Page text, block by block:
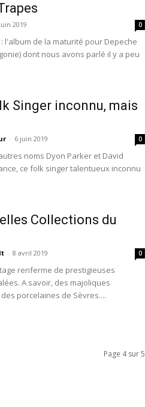
2019 0
de la maturité pour Depeche
dont nous avons parlé il y a peu
Singer inconnu, mais
- 6 juin 2019 0
noms Dyon Parker et David
ce folk singer talentueux inconnu
Collections du
- 8 avril 2019 0
renferme de prestigieuses
A savoir, des majoliques
porcelaines de Sèvres....
Page 4 sur 5